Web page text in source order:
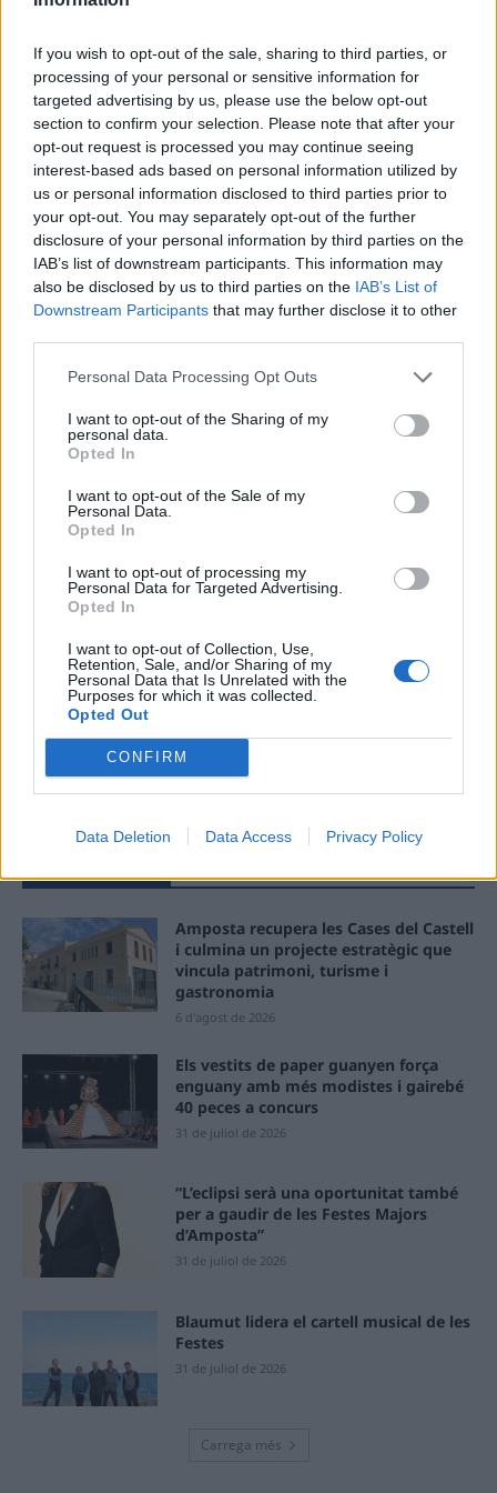
If you wish to opt-out of the sale, sharing to third parties, or
processing of your personal or sensitive information for
targeted advertising by us, please use the below opt-out
section to confirm your selection. Please note that after your
opt-out request is processed you may continue seeing
interest-based ads based on personal information utilized by
us or personal information disclosed to third parties prior to
your opt-out. You may separately opt-out of the further
disclosure of your personal information by third parties on the
IAB’s list of downstream participants. This information may
also be disclosed by us to third parties on the IAB’s List of
Downstream Participants that may further disclose it to other
Personal Data Processing Opt Outs
I want to opt-out of the Sharing of my
personal data.
Opted In
I want to opt-out of the Sale of my
Personal Data.
Opted In
I want to opt-out of processing my
Personal Data for Targeted Advertising.
Opted In
I want to opt-out of Collection, Use,
Retention, Sale, and/or Sharing of my
Personal Data that Is Unrelated with the
Purposes for which it was collected.
Opted Out
CONFIRM
Data Deletion Data Access Privacy Policy
Necrològica
condemnar el crim masclista que va posar
fi a la vida d’una veïna de la ciutat...
7 de maig de 2026
DEIXA UNA RESPOSTA
Comentari:
Deseu el meu nom, el correu electrònic i el lloc web en
aquest navegador per a la propera vegada que comenti.
ÚLTIMES NOTÍCIES
Amposta recupera les Cases del Castell
i culmina un projecte estratègic que
vincula patrimoni, turisme i
gastronomia
6 d'agost de 2026
Els vestits de paper guanyen força
enguany amb més modistes i gairebé
40 peces a concurs
31 de juliol de 2026
“L’eclipsi serà una oportunitat també
per a gaudir de les Festes Majors
d’Amposta”
31 de juliol de 2026
Blaumut lidera el cartell musical de les
Festes
31 de juliol de 2026
Carrega més